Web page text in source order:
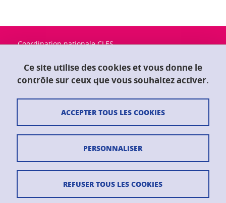
Coordination nationale CLES
Maison du doctorat "Jean Kuntzmann"
CS 40700
38058 Grenoble Cedex 9
Plan du site
Données personnelles
Ce site utilise des cookies et vous donne le
contrôle sur ceux que vous souhaitez activer.
ACCEPTER TOUS LES COOKIES
REFUSER TOUS LES COOKIES
PERSONNALISER